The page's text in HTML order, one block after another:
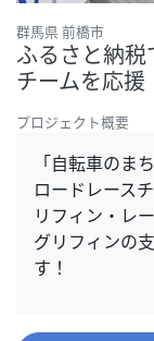
群馬県 前橋市
ふるさと納
チームを応援
プロジェクト概要
「自転車のま
ロードレース
リフィン・レ
グリフィンの
す！